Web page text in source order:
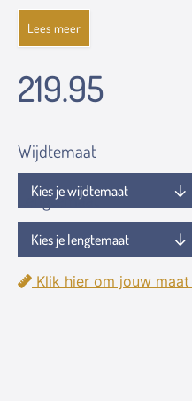
Lees meer
219.95
Wijdtemaat
Lengtemaat
Klik hier om jouw